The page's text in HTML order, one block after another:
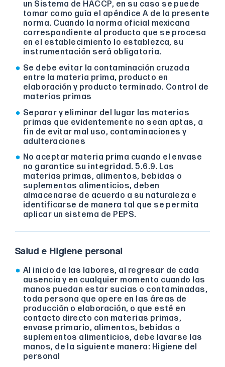
un Sistema de HACCP, en su caso se puede
tomar como guía el apéndice A de la presente
norma. Cuando la norma oficial mexicana
correspondiente al producto que se procesa
en el establecimiento lo establezca, su
instrumentación será obligatoria.
Se debe evitar la contaminación cruzada
entre la materia prima, producto en
elaboración y producto terminado. Control de
materias primas
Separar y eliminar del lugar las materias
primas que evidentemente no sean aptas, a
fin de evitar mal uso, contaminaciones y
adulteraciones
No aceptar materia prima cuando el envase
no garantice su integridad. 5.6.9. Las
materias primas, alimentos, bebidas o
suplementos alimenticios, deben
almacenarse de acuerdo a su naturaleza e
identificarse de manera tal que se permita
aplicar un sistema de PEPS.
Salud e Higiene personal
Al inicio de las labores, al regresar de cada
ausencia y en cualquier momento cuando las
manos puedan estar sucias o contaminadas,
toda persona que opere en las áreas de
producción o elaboración, o que esté en
contacto directo con materias primas,
envase primario, alimentos, bebidas o
suplementos alimenticios, debe lavarse las
manos, de la siguiente manera: Higiene del
personal